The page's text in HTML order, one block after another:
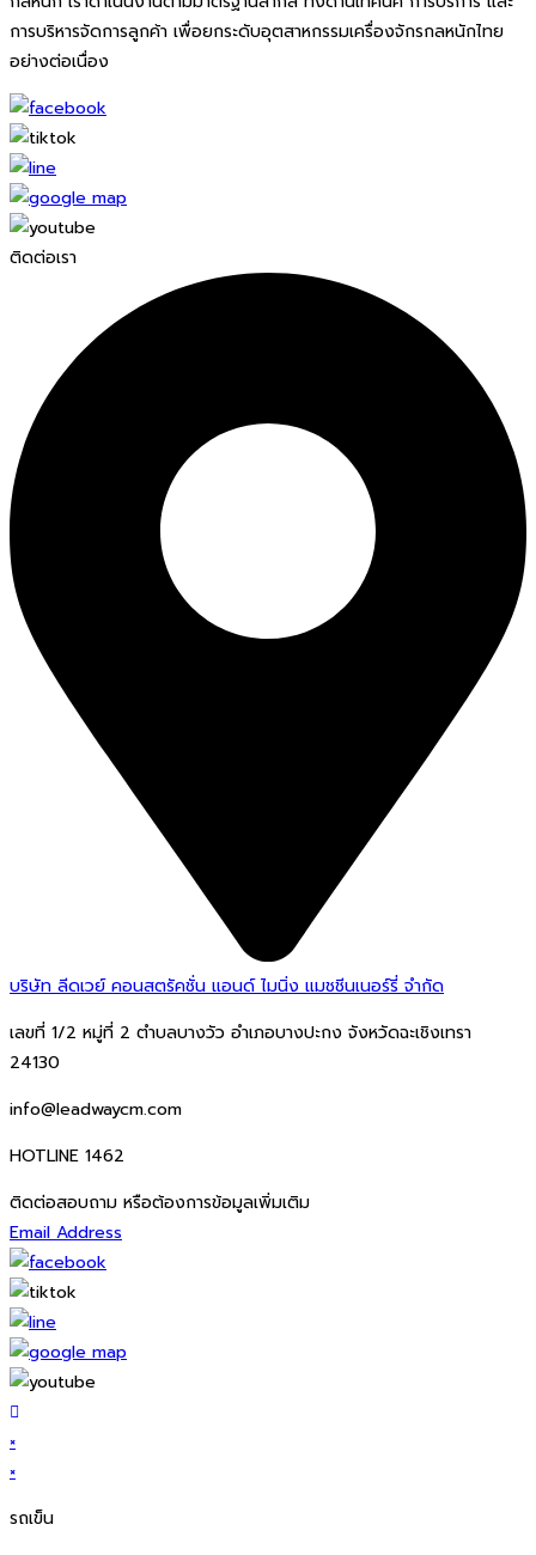
การบริหารจัดการลูกค้า เพื่อยกระดับอุตสาหกรรมเครื่องจักรกลหนักไทย
อย่างต่อเนื่อง
ติดต่อเรา
บริษัท ลีดเวย์ คอนสตรัคชั่น แอนด์ ไมนิ่ง แมชชีนเนอร์รี่ จำกัด
เลขที่ 1/2 หมู่ที่ 2 ตำบลบางวัว อำเภอบางปะกง จังหวัดฉะเชิงเทรา
24130
info@leadwaycm.com
HOTLINE 1462
ติดต่อสอบถาม หรือต้องการข้อมูลเพิ่มเติม
Email Address
×
×
รถเข็น